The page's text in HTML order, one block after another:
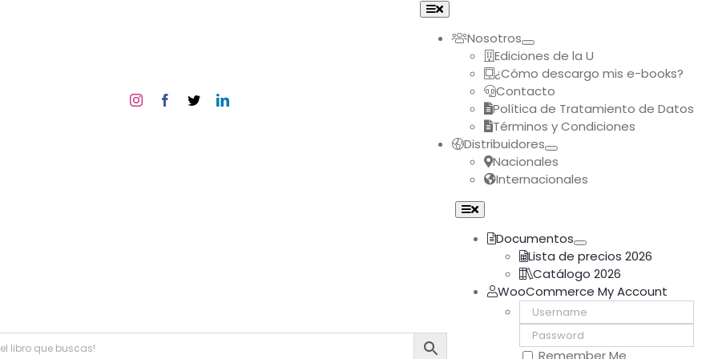
Toggle
Navigation
Nosotros
Ediciones de la U
¿Cómo descargo mis e-books?
Contacto
Política de Tratamiento de Datos
Términos y Condiciones
Distribuidores
Nacionales
Internacionales
Toggle
Navigation
Documentos
Lista de precios 2026
Catálogo 2026
WooCommerce My Account
Username:
Password:
Remember Me